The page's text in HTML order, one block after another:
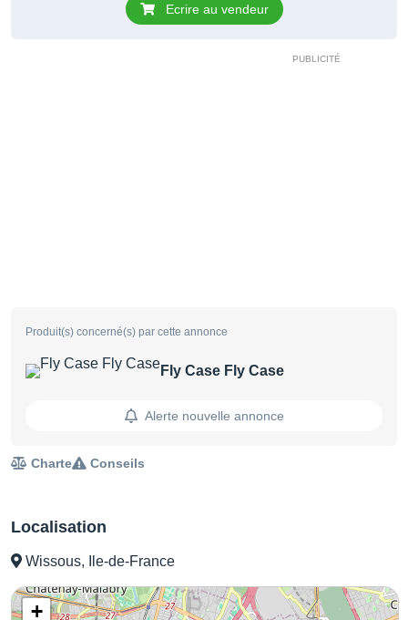
Localisation
Wissous, Ile-de-France
+
Ecrire au vendeur
Produit(s) concerné(s) par cette annonce
Fly Case Fly Case
Alerte nouvelle annonce
Charte Conseils